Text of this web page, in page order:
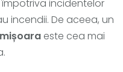
incidentelor
incendii. De aceea, un
este cea mai